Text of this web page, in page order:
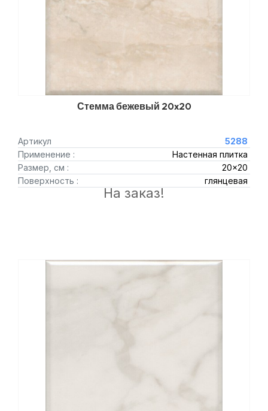
Стемма бежевый 20x20
Артикул
5288
Применение :
Настенная плитка
Размер, см :
20x20
Поверхность :
глянцевая
На заказ!